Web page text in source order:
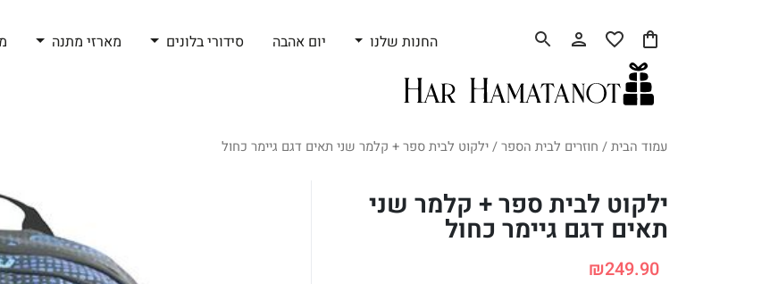
החנות שלנו יום אהבה סידורי בלונים מארזי מתנה
עמוד הבית/ חוזרים לבית הספר/ ילקוט לבית ספר + קלמר שני תאים דגם גיימר כחול
ילקוט לבית ספר + קלמר שני
תאים דגם גיימר כחול
₪249.90